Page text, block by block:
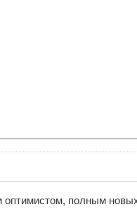
полным